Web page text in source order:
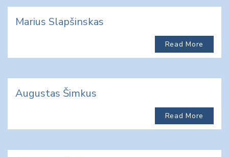
Marius Slapšinskas
Read More
Augustas Šimkus
Read More